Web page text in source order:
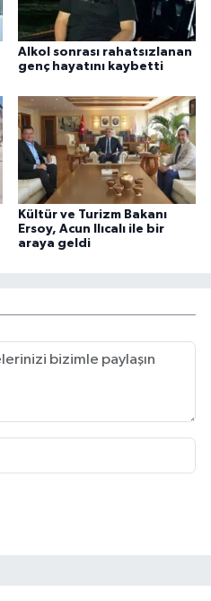
Alkol sonrası rahatsızlanan
genç hayatını kaybetti
Kültür ve Turizm Bakanı
Ersoy, Acun Ilıcalı ile bir
araya geldi